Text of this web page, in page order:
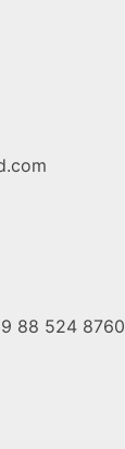
88 524 8760